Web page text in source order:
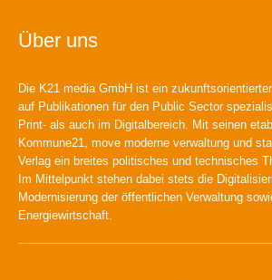
Über uns
Die K21 media GmbH ist ein
auf Publikationen für den Public Sector
Print- als auch im Digitalbereich. Mit seinen
Kommune21, move moderne verwaltung und
Verlag ein breites politisches und technisches
Im Mittelpunkt stehen dabei stets die
Modernisierung der öffentlichen Verwaltung
Energiewirtschaft.